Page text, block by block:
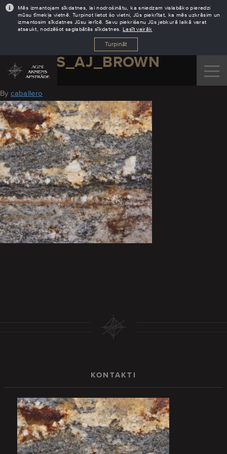
Mēs izmantojam sīkdatnes, lai nodrošinātu, ka sniedzam vislabāko pieredzi
mūsu tīmekļa vietnē. Turpinot lietot šo vietni, Jūs piekrītat, ka mēs uzkrāsim un
izmantosim sīkdatnes Jūsu ierīcē. Savu piekrišanu Jūs jebkurā laikā varat
atsaukt, nodzēšot saglabātās sīkdatnes. Lasīt vairāk
Turpināt
GRANITS_AJ_BROWN
August 11, 2016
Bycaballero
KONTAKTI